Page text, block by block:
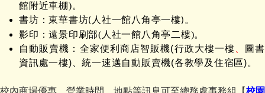
館附近車棚)。
書坊：東華書坊( 人社一館八角亭一樓) 。
影印：遠景印刷部(人社一館八角亭二樓)。
自動販賣機：全家便利商店智販機(行政大樓一樓
圖書
資訊處一樓)、統一速邁自動販賣機(各教學及住宿區)。